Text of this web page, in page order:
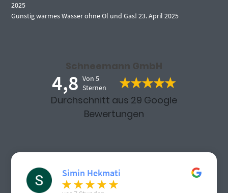
2025
Günstig warmes Wasser ohne Öl und Gas! 23. April 2025
Schneemann GmbH
4,8 Von 5
Sternen
Durchschnitt aus 29 Google
Bewertungen
Simin Hekmati